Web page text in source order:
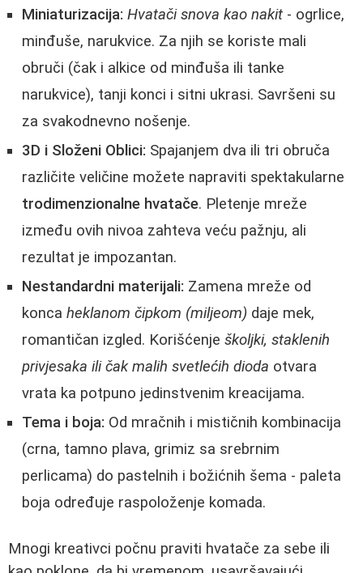
Miniaturizacija: Hvatači snova kao nakit - ogrlice,
minđuše, narukvice. Za njih se koriste mali
obruči (čak i alkice od minđuša ili tanke
narukvice), tanji konci i sitni ukrasi. Savršeni su
za svakodnevno nošenje.
3D i Složeni Oblici: Spajanjem dva ili tri obruča
različite veličine možete napraviti spektakularne
trodimenzionalne hvatače. Pletenje mreže
između ovih nivoa zahteva veću pažnju, ali
rezultat je impozantan.
Nestandardni materijali: Zamena mreže od
konca heklanom čipkom (miljeom) daje mek,
romantičan izgled. Korišćenje školjki, staklenih
privjesaka ili čak malih svetlećih dioda otvara
vrata ka potpuno jedinstvenim kreacijama.
Tema i boja: Od mračnih i mističnih kombinacija
(crna, tamno plava, grimiz sa srebrnim
perlicama) do pastelnih i božićnih šema - paleta
boja određuje raspoloženje komada.
Mnogi kreativci počnu praviti hvatače za sebe ili